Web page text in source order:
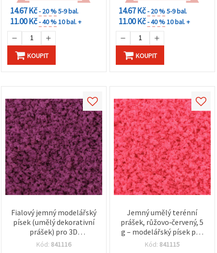
14.67 Kč- 20 %5-9 bal.
11.00 Kč- 40 %10 bal. +
KOUPIT
14.67 Kč- 20 %5-9 bal.
11.00 Kč- 40 %10 bal. +
KOUPIT
Fialový jemný modelářský
písek (umělý dekorativní
prášek) pro 3D
mikrokrajiny, diorámy,
Kód: 841116
Jemný umělý terénní
prášek, růžovo‑červený, 5
g – modelářský písek pro
3D diorámy, stromy a
Kód: 841115